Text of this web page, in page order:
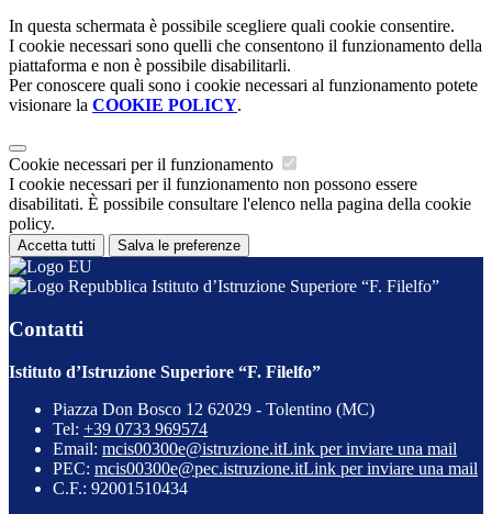
In questa schermata è possibile scegliere quali cookie consentire.
I cookie necessari sono quelli che consentono il funzionamento della
piattaforma e non è possibile disabilitarli.
Per conoscere quali sono i cookie necessari al funzionamento potete
visionare la COOKIE POLICY.
Cookie necessari per il funzionamento
I cookie necessari per il funzionamento non possono essere
disabilitati. È possibile consultare l'elenco nella pagina della cookie
policy.
Accetta tutti Salva le preferenze
Istituto d’Istruzione Superiore “F. Filelfo”
Contatti
Istituto d’Istruzione Superiore “F. Filelfo”
Piazza Don Bosco 12 62029 - Tolentino (MC)
Tel: +39 0733 969574
Email: mcis00300e@istruzione.itLink per inviare una mail
PEC: mcis00300e@pec.istruzione.itLink per inviare una mail
C.F.: 92001510434